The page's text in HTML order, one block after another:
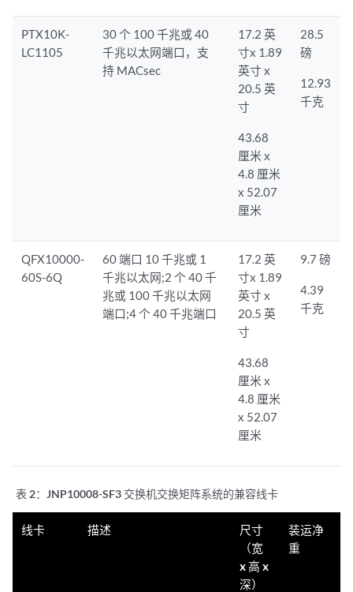
PTX10K-
LC1105
30 个 100 千兆或 40
千兆以太网端口，支
持 MACsec
17.2 英
寸x 1.89
英寸 x
20.5 英
寸
43.68
厘米 x
4.8 厘米
x 52.07
厘米
28.5
磅
12.93
千克
QFX10000-
60S-6Q
60 端口 10 千兆或 1
千兆以太网;2 个 40 千
兆或 100 千兆以太网
端口;4 个 40 千兆端口
17.2 英
寸x 1.89
英寸 x
20.5 英
寸
43.68
厘米 x
4.8 厘米
x 52.07
厘米
9.7 磅
4.39
千克
表 2： JNP10008-SF3 交换机交换矩阵系统的兼容线卡
线卡 描述
尺寸
（宽
x 高 x
深）
装运净
重